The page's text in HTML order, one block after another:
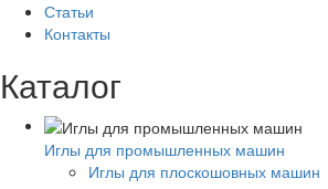
Статьи
Контакты
Каталог
Иглы для промышленных машин
Иглы для плоскошовных машин